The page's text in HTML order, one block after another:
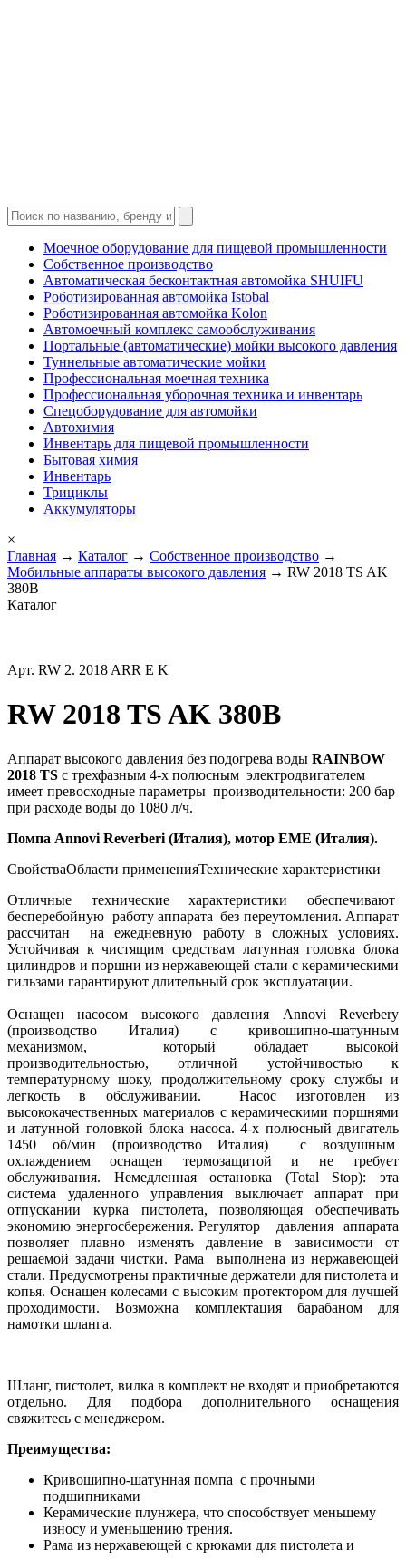
Моечное оборудование для пищевой промышленности
Собственное производство
Автоматическая бесконтактная автомойка SHUIFU
Роботизированная автомойка Istobal
Роботизированная автомойка Kolon
Автомоечный комплекс самообслуживания
Портальные (автоматические) мойки высокого давления
Туннельные автоматические мойки
Профессиональная моечная техника
Профессиональная уборочная техника и инвентарь
Спецоборудование для автомойки
Автохимия
Инвентарь для пищевой промышленности
Бытовая химия
Инвентарь
Трициклы
Аккумуляторы
×
Главная → Каталог → Собственное производство →
Мобильные аппараты высокого давления → RW 2018 TS AK
380В
Каталог
Арт. RW 2. 2018 ARR E K
RW 2018 TS AK 380В
Аппарат высокого давления без подогрева воды RAINBOW
2018 TS с трехфазным 4-х полюсным электродвигателем
имеет превосходные параметры производительности: 200 бар
при расходе воды до 1080 л/ч.
Помпа Annovi Reverberi (Италия), мотор ЕМЕ (Италия).
СвойстваОбласти примененияТехнические характеристики
Отличные технические характеристики обеспечивают
бесперебойную работу аппарата без переутомления. Аппарат
рассчитан на ежедневную работу в сложных условиях.
Устойчивая к чистящим средствам латунная головка блока
цилиндров и поршни из нержавеющей стали с керамическими
гильзами гарантируют длительный срок эксплуатации.
Оснащен насосом высокого давления Annovi Reverbery
(производство Италия) с кривошипно-шатунным
механизмом, который обладает высокой
производительностью, отличной устойчивостью к
температурному шоку, продолжительному сроку службы и
легкость в обслуживании. Насос изготовлен из
высококачественных материалов с керамическими поршнями
и латунной головкой блока насоса. 4-х полюсный двигатель
1450 об/мин (производство Италия) с воздушным
охлаждением оснащен термозащитой и не требует
обслуживания. Немедленная остановка (Total Stop): эта
система удаленного управления выключает аппарат при
отпускании курка пистолета, позволяющая обеспечивать
экономию энергосбережения. Регулятор давления аппарата
позволяет плавно изменять давление в зависимости от
решаемой задачи чистки. Рама выполнена из нержавеющей
стали. Предусмотрены практичные держатели для пистолета и
копья. Оснащен колесами с высоким протектором для лучшей
проходимости. Возможна комплектация барабаном для
намотки шланга.
Шланг, пистолет, вилка в комплект не входят и приобретаются
отдельно. Для подбора дополнительного оснащения
свяжитесь с менеджером.
Преимущества:
Кривошипно-шатунная помпа с прочными
подшипниками
Керамические плунжера, что способствует меньшему
износу и уменьшению трения.
Рама из нержавеющей с крюками для пистолета и